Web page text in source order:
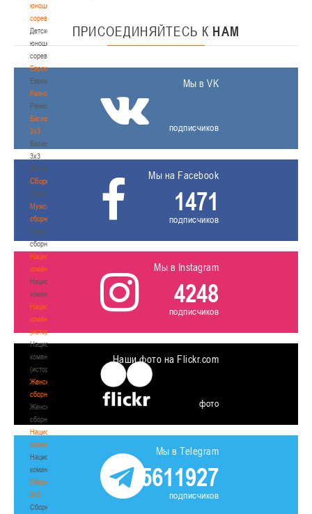
юношеские
соревнования
Детско-
юношеские
соревнования
Еврокубки
Еврокубки
Разное
Разное
Баскетбол
3х3
Баскетбол
3х3
Лого[modid=121]
Сборные
Сборные
Мужские
сборные
Мужские
сборные
Национальная
команда
Национальная
команда
Национальная
команда
(история)
Национальная
команда
(история)
Женские
сборные
Женские
сборные
Национальная
команда
Национальная
команда
Сборные
3х3
Сборные
ПРИСОЕДИНЯЙТЕСЬ К НАМ
Мы в VK
подписчиков
Мы на Facebook
1471
подписчиков
Мы в Instagram
4248
подписчиков
Наши фото на Flickr.com
фото
Мы в Telegram
5611927
подписчиков